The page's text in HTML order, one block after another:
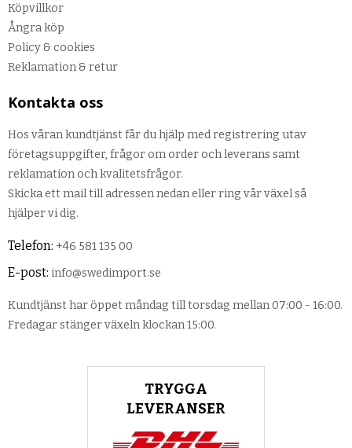
Köpvillkor
Ångra köp
Policy & cookies
Reklamation & retur
Kontakta oss
Hos våran kundtjänst får du hjälp med registrering utav
företagsuppgifter, frågor om order och leverans samt
reklamation och kvalitetsfrågor.
Skicka ett mail till adressen nedan eller ring vår växel så
hjälper vi dig.
Telefon: +46 581 135 00
E-post: info@swedimport.se
Kundtjänst har öppet måndag till torsdag mellan 07:00 - 16:00.
Fredagar stänger växeln klockan 15:00.
TRYGGA
LEVERANSER